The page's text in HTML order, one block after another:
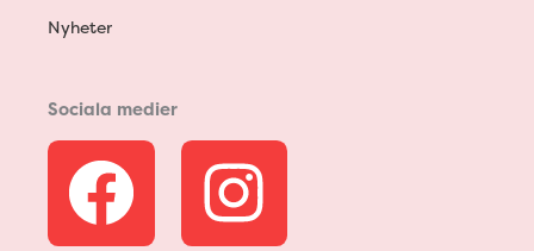
Nyheter
Sociala medier
F
a
I
n